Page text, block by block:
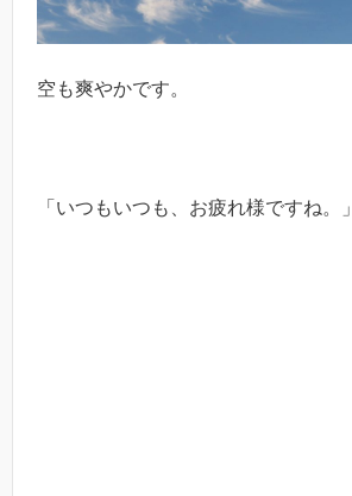
空も爽やかです。
「いつもいつも、お疲れ様ですね。」